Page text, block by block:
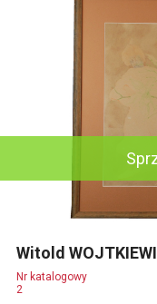
Witold
Nr katalogowy
2